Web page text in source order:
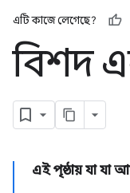
এটি কাজে লেগেছে?
বিশদ
এই পৃষ্ঠায় যা যা